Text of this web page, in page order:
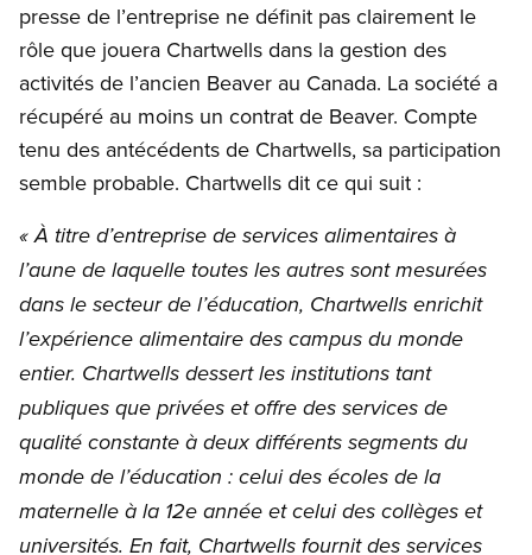
presse de l’entreprise ne définit pas clairement le
rôle que jouera Chartwells dans la gestion des
activités de l’ancien Beaver au Canada. La société a
récupéré au moins un contrat de Beaver. Compte
tenu des antécédents de Chartwells, sa participation
semble probable. Chartwells dit ce qui suit :
« À titre d’entreprise de services alimentaires à
l’aune de laquelle toutes les autres sont mesurées
dans le secteur de l’éducation, Chartwells enrichit
l’expérience alimentaire des campus du monde
entier. Chartwells dessert les institutions tant
publiques que privées et offre des services de
qualité constante à deux différents segments du
monde de l’éducation : celui des écoles de la
maternelle à la 12e année et celui des collèges et
universités. En fait, Chartwells fournit des services